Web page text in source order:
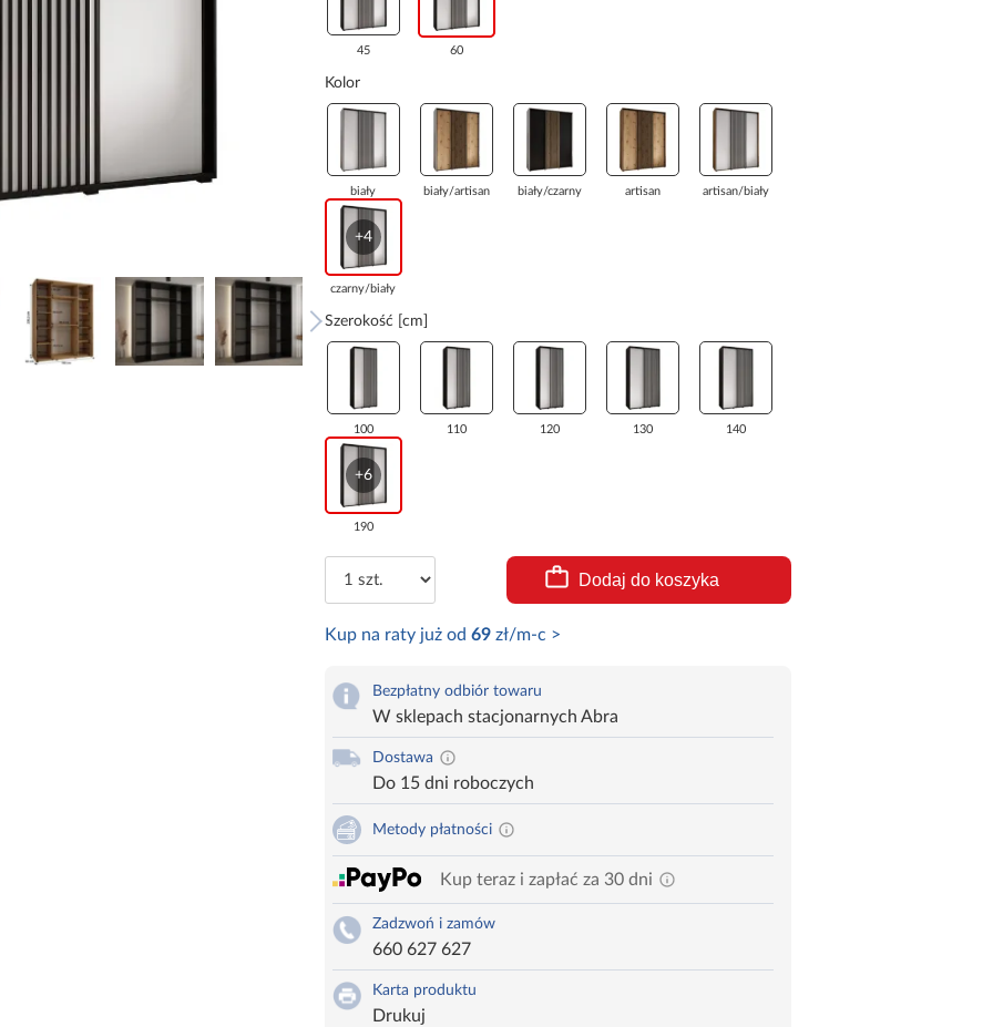
45 60
Kolor
biały biały/artisan biały/czarny artisan artisan/biały
+4
czarny/biały
Szerokość [cm]
100 110 120 130 140
+6
190
Dodaj do koszyka
Kup na raty już od 69zł/m-c >
Bezpłatny odbiór towaru
W sklepach stacjonarnych Abra
Dostawa
Do 15 dni roboczych
Metody płatności
Kup teraz i zapłać za 30 dni
Zadzwoń i zamów
660 627 627
Karta produktu
Drukuj